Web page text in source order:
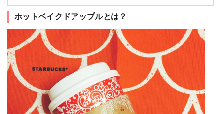
ホットベイクドアップルとは？